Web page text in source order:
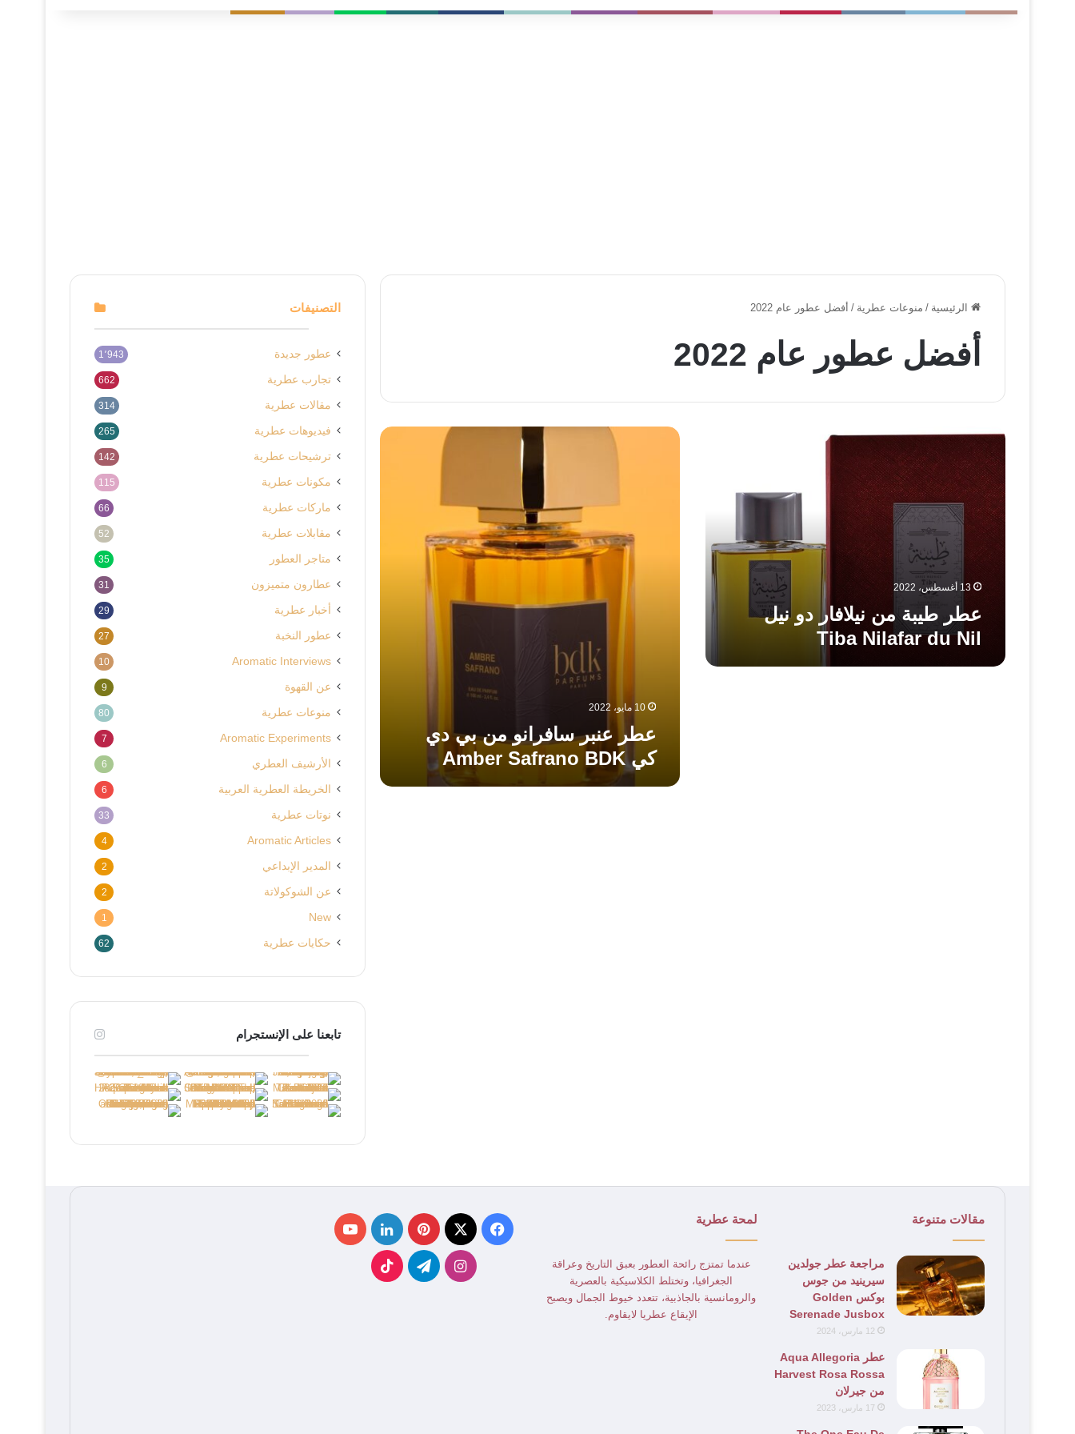
الرئيسية / منوعات عطرية / أفضل عطور عام 2022
أفضل عطور عام 2022
عطر
طيبة
من
نيلافار
دو
نيل
Tiba
Nilafar
13 أغسطس، 2022
عطر طيبة من نيلافار دو نيل
Tiba Nilafar du Nil
عطر
10 مايو، 2022
عطر عنبر سافرانو من بي دي
كي Amber Safrano BDK
التصنيفات
عطور جديدة 1٬943
تجارب عطرية 662
مقالات عطرية 314
فيديوهات عطرية 265
ترشيحات عطرية 142
مكونات عطرية 115
ماركات عطرية 66
مقابلات عطرية 52
متاجر العطور 35
عطارون متميزون 31
أخبار عطرية 29
عطور النخبة 27
Aromatic Interviews
10
عن القهوة 9
منوعات عطرية 80
Aromatic Experiments
7
الأرشيف العطري 6
الخريطة العطرية العربية 6
نوتات عطرية 33
Aromatic Articles
4
المدير الإبداعي 2
عن الشوكولاتة 2
New
1
حكايات عطرية 62
تابعنا على الإنستجرام
مقالات متنوعة
مراجعة عطر جولدين
سيرينيد من جوس
بوكس Golden
Serenade Jusbox
12 مارس، 2024
عطر Aqua Allegoria
Harvest Rosa Rossa
من جيرلان
17 مارس، 2023
لمحة عطرية
عندما تمتزج رائحة العطور بعبق التاريخ وعراقة
الجغرافيا، وتختلط الكلاسيكية بالعصرية
والرومانسية بالجاذبية، تتعدد خيوط الجمال ويصبح
الإيقاع عطريا لايقاوم.
فيسبوك
‫X بينتيريستلينكدإن‫YouTube
انستقرامتيلقرام ‫TikTok